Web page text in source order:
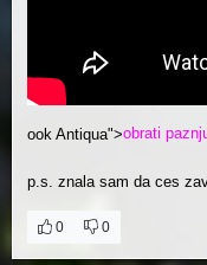
ook Antiqua">obrati
p.s. znala sam da ces
0 0